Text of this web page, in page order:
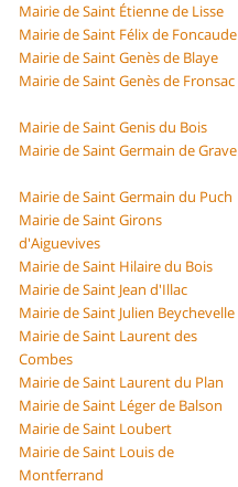
Mairie de Saint Étienne de Lisse
Mairie de Saint Félix de Foncaude
Mairie de Saint Genès de Blaye
Mairie de Saint Genès de Fronsac
Mairie de Saint Genis du Bois
Mairie de Saint Germain de Grave
Mairie de Saint Germain du Puch
Mairie de Saint Girons
d'Aiguevives
Mairie de Saint Hilaire du Bois
Mairie de Saint Jean d'Illac
Mairie de Saint Julien Beychevelle
Mairie de Saint Laurent des
Combes
Mairie de Saint Laurent du Plan
Mairie de Saint Léger de Balson
Mairie de Saint Loubert
Mairie de Saint Louis de
Montferrand